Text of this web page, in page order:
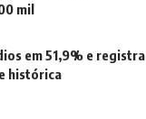
mil
em 51,9% e registra
histórica